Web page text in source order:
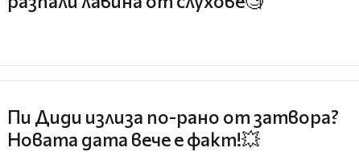
Пи Диди излиза по-рано от затвора?
Новата дата вече е факт!💥